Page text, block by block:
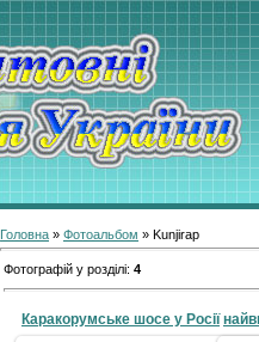
Головна » Фотоальбом » Kunjirap
Фотографій у розділі: 4
Каракорумське шосе у Росії